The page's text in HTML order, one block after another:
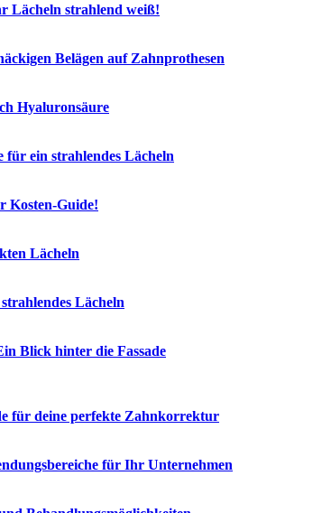
Lächeln strahlend weiß!
Belägen auf Zahnprothesen
Hyaluronsäure
ein strahlendes Lächeln
Kosten-Guide!
Lächeln
Lächeln
Blick hinter die Fassade
für deine perfekte Zahnkorrektur
für Ihr Unternehmen